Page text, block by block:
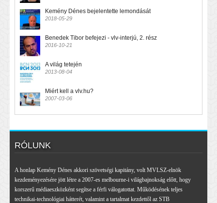
Kemény Dénes bejelentette lemondását
2018-05-29
Benedek Tibor befejezi - vlv-interjú, 2. rész
2016-10-21
A világ tetején
2013-08-04
Miért kell a vlv.hu?
2007-03-06
RÓLUNK
A honlap Kemény Dénes akkori szövetségi kapitány, volt MVLSZ-elnök
kezdeményezésére jött létre a 2007-es melbourne-i világbajnokság előtt, hogy
korszerű médiaeszközként segítse a férfi válogatottat. Működésének teljes
technikai-technológiai hátterét, valamint a tartalmat kezdettől az STB